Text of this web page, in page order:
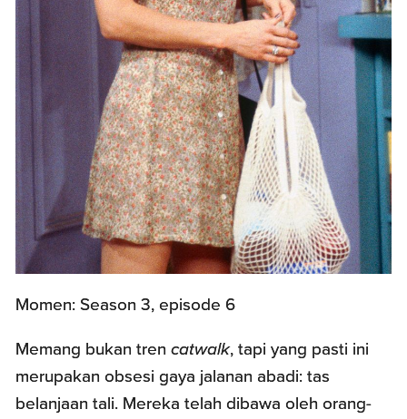
Momen: Season 3, episode 6
Memang bukan trencatwalk, tapi yang pasti ini
merupakan obsesi gaya jalanan abadi: tas
belanjaan tali. Mereka telah dibawa oleh orang-